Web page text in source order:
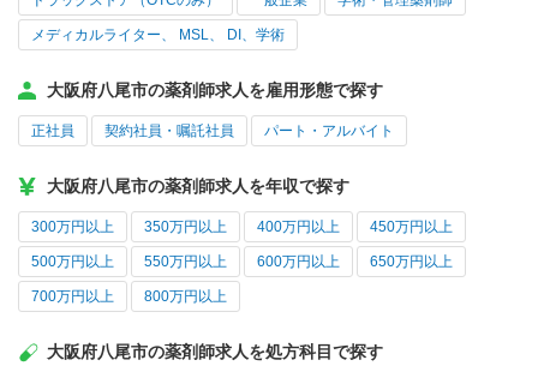
メディカルライター、 MSL、 DI、学術
大阪府八尾市の薬剤師求人を雇用形態で探す
正社員 契約社員・嘱託社員 パート・アルバイト
大阪府八尾市の薬剤師求人を年収で探す
300万円以上 350万円以上 400万円以上 450万円以上
500万円以上 550万円以上 600万円以上 650万円以上
700万円以上 800万円以上
大阪府八尾市の薬剤師求人を処方科目で探す